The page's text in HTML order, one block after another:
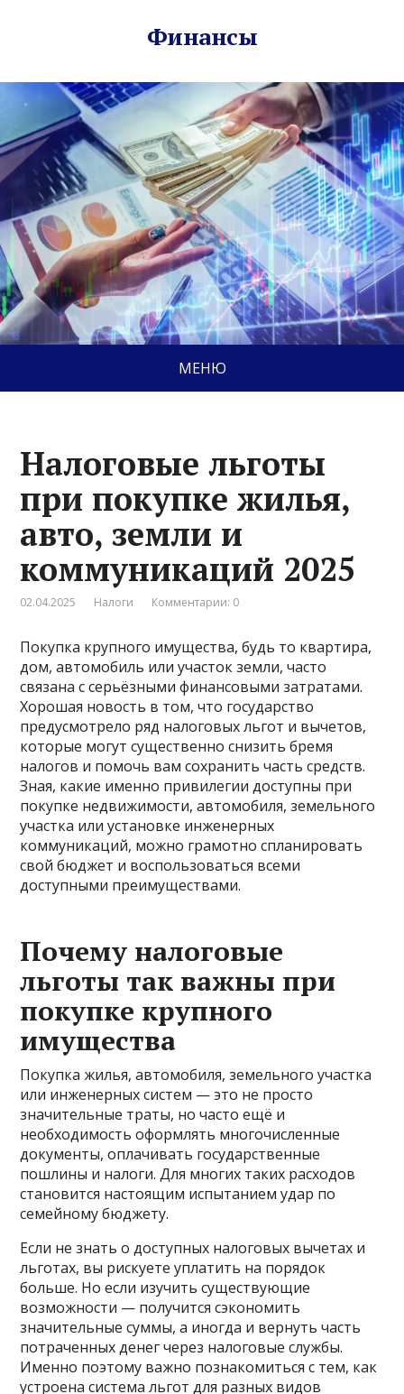
Финансы
МЕНЮ
Налоговые льготы
при покупке жилья,
авто, земли и
коммуникаций 2025
02.04.2025 Налоги Комментарии: 0
Покупка крупного имущества, будь то квартира,
дом, автомобиль или участок земли, часто
связана с серьёзными финансовыми затратами.
Хорошая новость в том, что государство
предусмотрело ряд налоговых льгот и вычетов,
которые могут существенно снизить бремя
налогов и помочь вам сохранить часть средств.
Зная, какие именно привилегии доступны при
покупке недвижимости, автомобиля, земельного
участка или установке инженерных
коммуникаций, можно грамотно спланировать
свой бюджет и воспользоваться всеми
доступными преимуществами.
Почему налоговые
льготы так важны при
покупке крупного
имущества
Покупка жилья, автомобиля, земельного участка
или инженерных систем — это не просто
значительные траты, но часто ещё и
необходимость оформлять многочисленные
документы, оплачивать государственные
пошлины и налоги. Для многих таких расходов
становится настоящим испытанием удар по
семейному бюджету.
Если не знать о доступных налоговых вычетах и
льготах, вы рискуете уплатить на порядок
больше. Но если изучить существующие
возможности — получится сэкономить
значительные суммы, а иногда и вернуть часть
потраченных денег через налоговые службы.
Именно поэтому важно познакомиться с тем, как
устроена система льгот для разных видов